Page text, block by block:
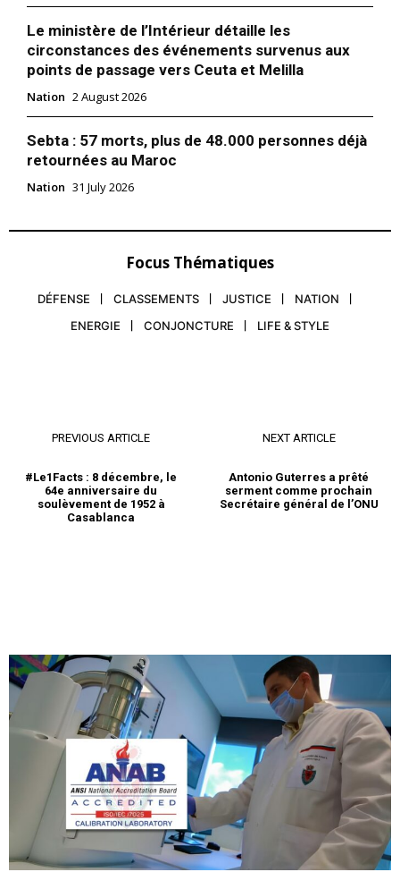
Le ministère de l’Intérieur détaille les
circonstances des événements survenus aux
points de passage vers Ceuta et Melilla
Nation 2 August 2026
Sebta : 57 morts, plus de 48.000 personnes déjà
retournées au Maroc
Nation 31 July 2026
Focus Thématiques
DÉFENSE CLASSEMENTS JUSTICE
NATION
ENERGIE
CONJONCTURE LIFE & STYLE
PREVIOUS ARTICLE
#Le1Facts : 8 décembre, le
64e anniversaire du
soulèvement de 1952 à
Casablanca
NEXT ARTICLE
Antonio Guterres a prêté
serment comme prochain
Secrétaire général de l’ONU